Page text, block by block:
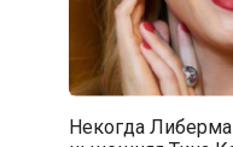
Некогда